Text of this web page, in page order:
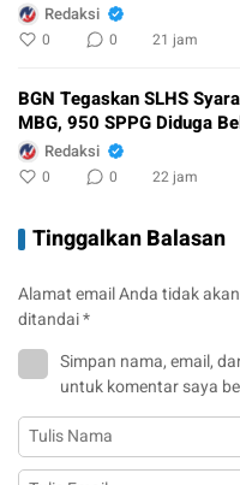
Redaksi
0 0 21 jam
BGN Tegaskan SLHS
MBG, 950 SPPG Diduga
Redaksi
0 0 22 jam
Tinggalkan Balasan
Alamat email Anda tidak
ditandai*
Simpan nama, email,
untuk komentar saya